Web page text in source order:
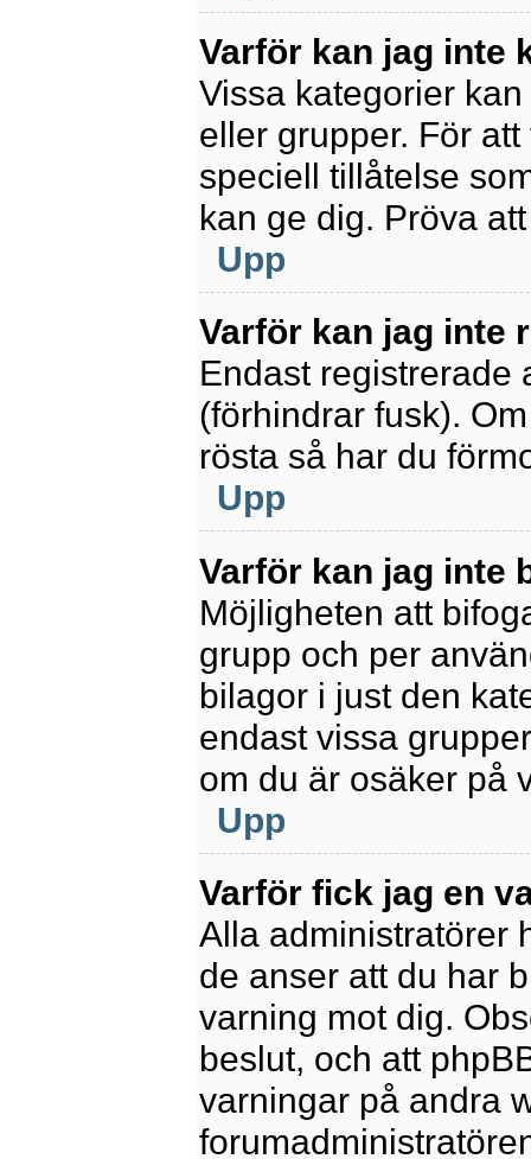
Varför kan jag inte
Vissa kategorier
eller grupper. För
speciell tillåtelse
kan ge dig. Pröva
Upp
Varför kan jag inte
Endast registrerade
(förhindrar fusk).
rösta så har du
Upp
Varför kan jag inte
Möjligheten att
grupp och per
bilagor i just den
endast vissa
om du är osäker på
Upp
Varför fick jag en
Alla administratörer
de anser att du har
varning mot dig.
beslut, och att
varningar på andra